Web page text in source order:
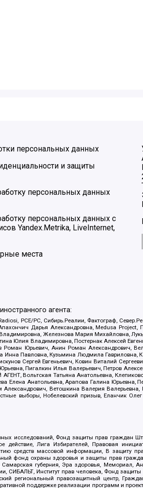
персональных данных
и защиты
персональных данных
персональных данных с
Yandex.Metrika, LiveInternet,
места
агента:
PCE/PC, Сибирь.Реалии, Фактограф,
Дарья Александровна, Medusa
Железнова Мария Михайловна,
Юлия Владимировна, Постернак Алексей
Юрьевич, Анин Роман Александрович,
Инна Павловна, Кузьмина Людмила
Сергей Евгеньевич, Ковин Виталий
Пигалкин Илья Валерьевич, Петров
Вольтская Татьяна Анатольевна,
Елена Анатольевна, Арапова Галина
Ветошкина Валерия
выборы, Нобелевский призыв, Еланчик
исследований, Фонд защиты прав граждан
Лига Избирателей, Правовая
средств массовой информации, В защиту
фонд охраны здоровья и защиты прав
губерния, Эра здоровья, Мемориал,
Институт прав человека, Фонд защиты
региональный правозащитный центр,
поддержке реализации программ и